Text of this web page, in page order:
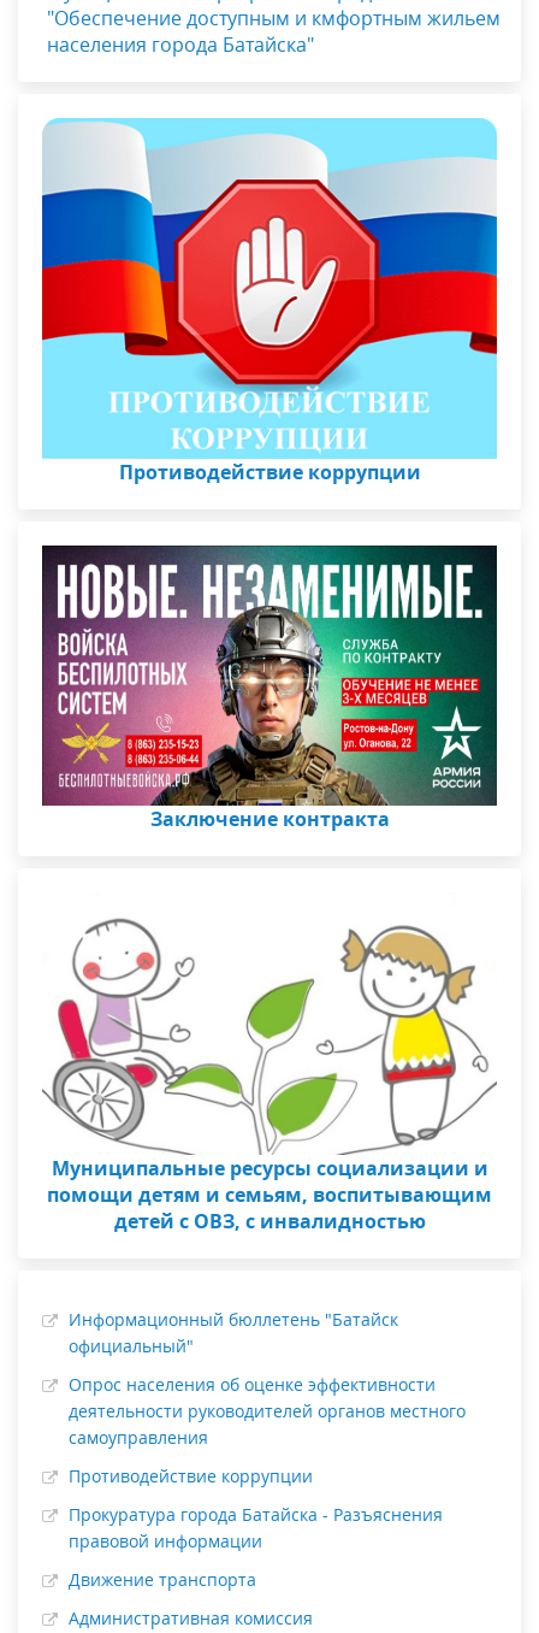
"Обеспечение доступным и кмфортным жильем
населения города Батайска"
Противодействие коррупции
Заключение контракта
Муниципальные ресурсы социализации и
помощи детям и семьям, воспитывающим
детей с ОВЗ, с инвалидностью
Информационный бюллетень "Батайск
официальный"
Опрос населения об оценке эффективности
деятельности руководителей органов местного
самоуправления
Противодействие коррупции
Прокуратура города Батайска - Разъяснения
правовой информации
Движение транспорта
Административная комиссия